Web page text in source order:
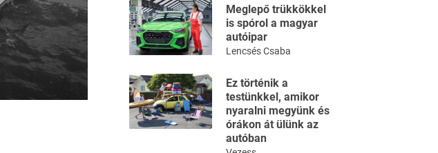
Meglepő trükkökkel
is spórol a magyar
autóipar
Lencsés Csaba
Ez történik a
testünkkel, amikor
nyaralni megyünk és
órákon át ülünk az
autóban